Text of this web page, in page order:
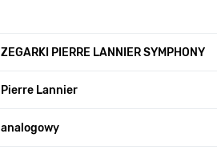
ZEGARKI PIERRE LANNIER SYMPHONY
Pierre Lannier
analogowy